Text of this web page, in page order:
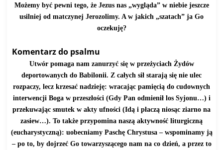
Możemy być pewni tego, że Jezus nas „wygląda” w niebie jeszcze
usilniej od matczynej Jerozolimy. A w jakich „szatach” ja Go
oczekuję?
Komentarz do psalmu
Utwór pomaga nam zanurzyć się w przeżyciach Żydów
deportowanych do Babilonii. Z całych sił starają się nie ulec
rozpaczy, lecz krzesać nadzieję: wracając pamięcią do cudownych
interwencji Boga w przeszłości (Gdy Pan odmienił los Syjonu…) i
przekuwając smutek w akty ufności (Idą i płaczą niosąc ziarno na
zasiew…). To także przypomina naszą aktywność liturgiczną
(eucharystyczną): uobecniamy Paschę Chrystusa – wspominamy ją
– po to, by dojrzeć Go towarzyszącego nam na co dzień, a przez to